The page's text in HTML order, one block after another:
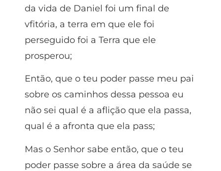
da vida de Daniel foi um final de
vfitória, a terra em que ele foi
perseguido foi a Terra que ele
prosperou;
Então, que o teu poder passe meu pai
sobre os caminhos dessa pessoa eu
não sei qual é a aflição que ela passa,
qual é a afronta que ela pass;
Mas o Senhor sabe então, que o teu
poder passe sobre a área da saúde se